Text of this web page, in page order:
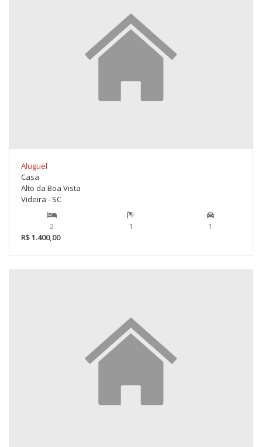
Aluguel
Casa
Alto da Boa Vista
Videira - SC
2 1
1
R$ 1.400,00